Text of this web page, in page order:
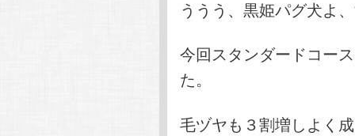
ううう、黒姫パグ犬よ
今回スタンダードコー
た。
毛ヅヤも３割増しよく